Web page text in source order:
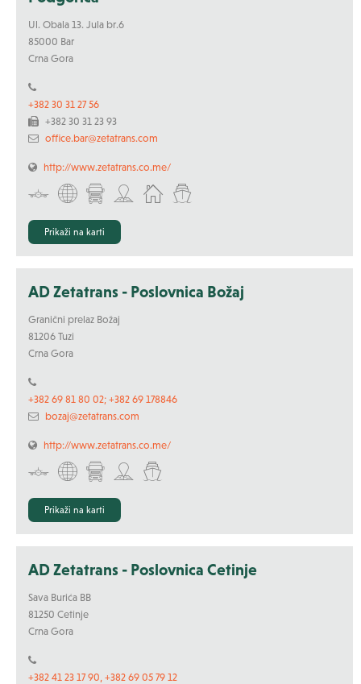
Ul. Obala 13. Jula br.6
85000 Bar
Crna Gora
+382 30 31 27 56
+382 30 31 23 93
office.bar@zetatrans.com
http://www.zetatrans.co.me/
Prikaži na karti
AD Zetatrans - Poslovnica Božaj
Granični prelaz Božaj
81206 Tuzi
Crna Gora
+382 69 81 80 02; +382 69 178846
bozaj@zetatrans.com
http://www.zetatrans.co.me/
Prikaži na karti
AD Zetatrans - Poslovnica Cetinje
Sava Burića BB
81250 Cetinje
Crna Gora
+382 41 23 17 90, +382 69 05 79 12